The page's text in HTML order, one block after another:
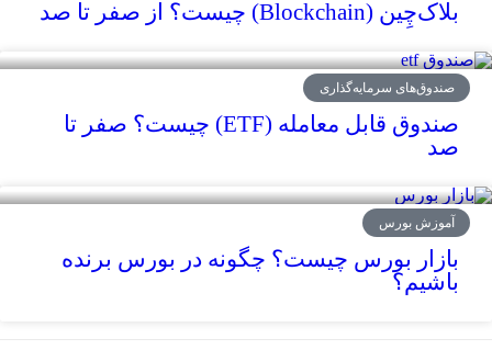
بلاک‌چِین (Blockchain) چیست؟ از صفر تا صد
صندوق‌های سرمایه‌گذاری
صندوق‌ قابل معامله (ETF) چیست؟ صفر تا
صد
آموزش بورس
بازار بورس چیست؟ چگونه در بورس برنده
باشیم؟